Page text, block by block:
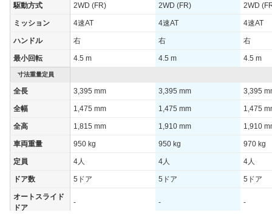
装備オプション
駆動方式 2WD (FR) 2WD (FR) 2WD
ミッション 4速AT 4速AT 4速AT
ハンドル 右 右 右
最小回転 4.5 m 4.5 m 4.5 m
寸法重量定員
全長 3,395 mm 3,395 mm 3,395
全幅 1,475 mm 1,475 mm 1,475
全高 1,815 mm 1,910 mm 1,910
車両重量 950 kg 950 kg 970 kg
定員 4人 4人 4人
ドア数 5ドア 5ドア 5ドア
オートスライド
ドア
- - -